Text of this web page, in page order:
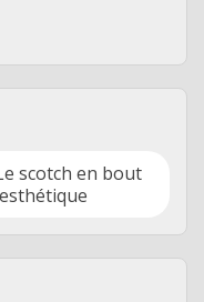
scotch en bout